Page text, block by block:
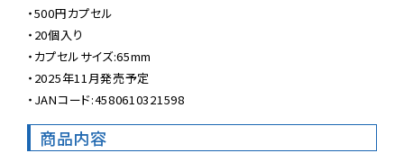
・500円カプセル
・20個入り
・カプセルサイズ:65mm
・2025年11月発売予定
・JANコード:4580610321598
商品内容